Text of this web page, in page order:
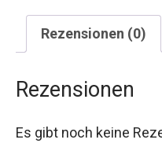
Rezensionen (0)
Rezensionen
Es gibt noch keine